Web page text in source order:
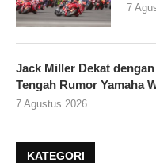
7
Jack Miller Dekat
Tengah Rumor Yamaha
7 Agustus 2026
KATEGORI